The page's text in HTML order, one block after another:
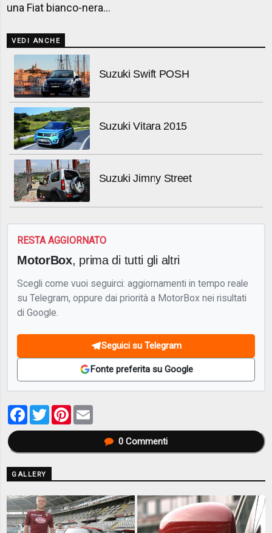
una Fiat bianco-nera...
VEDI ANCHE
Suzuki Swift POSH
Suzuki Vitara 2015
Suzuki Jimny Street
RESTA AGGIORNATO
MotorBox, prima di tutti gli altri
Scegli come vuoi seguirci: aggiornamenti in tempo reale
su Telegram, oppure dai priorità a MotorBox nei risultati
di Google.
Seguici su Telegram
Fonte preferita su Google
Facebook
TwitterPinterest
0Commenti
GALLERY